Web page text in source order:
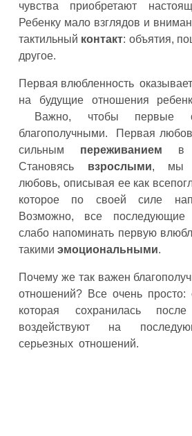
чувства приобретают
Ребенку мало взглядов и
тактильный контакт: объятия,
другое.
Первая влюбленность
на будущие отношения
Важно, чтобы первые
благополучными. Первая
сильным переживанием в
Становясь взрослыми, мы
любовь, описывая ее как
которое по своей силе
Возможно, все последующие
слабо напоминать первую
такими эмоциональными.
Почему же так важен
отношений? Все очень просто:
которая сохранилась
воздействуют на
серьезных отношений.